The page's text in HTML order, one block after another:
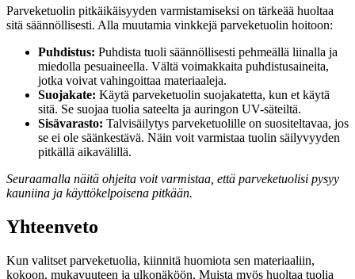
Parveketuolin pitkäikäisyyden varmistamiseksi on tärkeää huoltaa
sitä säännöllisesti. Alla muutamia vinkkejä parveketuolin hoitoon:
Puhdistus: Puhdista tuoli säännöllisesti pehmeällä liinalla ja
miedolla pesuaineella. Vältä voimakkaita puhdistusaineita,
jotka voivat vahingoittaa materiaaleja.
Suojakate: Käytä parveketuolin suojakatetta, kun et käytä
sitä. Se suojaa tuolia sateelta ja auringon UV-säteiltä.
Sisävarasto: Talvisäilytys parveketuolille on suositeltavaa, jos
se ei ole säänkestävä. Näin voit varmistaa tuolin säilyvyyden
pitkällä aikavälillä.
Seuraamalla näitä ohjeita voit varmistaa, että parveketuolisi pysyy
kauniina ja käyttökelpoisena pitkään.
Yhteenveto
Kun valitset parveketuolia, kiinnitä huomiota sen materiaaliin,
kokoon, mukavuuteen ja ulkonäköön. Muista myös huoltaa tuolia